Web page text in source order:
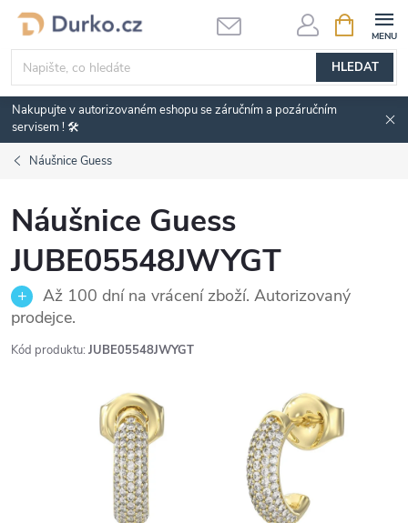
Přejít
obsah
HLEDAT
NÁKUPNÍ
KOŠÍK
Nakupujte v autorizovaném eshopu se záručním a pozáručním
servisem ! 🛠️
Náušnice Guess
Náušnice Guess
JUBE05548JWYGT
Až 100 dní na vrácení zboží. Autorizovaný
prodejce.
Kód produktu: JUBE05548JWYGT